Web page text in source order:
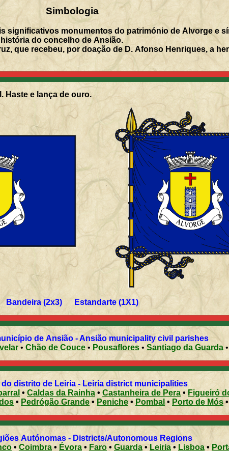
Simbologia
significativos monumentos do património de Alvorge e
do concelho de Ansião.
que recebeu, por doação de D. Afonso Henriques, a
Haste e lança de ouro.
Bandeira (2x3) Estandarte (1X1)
de Ansião - Ansião municipality civil parishes
• Chão de Couce• Pousaflores• Santiago da Guarda•
Municípios do distrito de Leiria - Leiria district municipalities
• Caldas da Rainha • Castanheira de Pera •
• Pedrógão Grande• Peniche • Pombal • Porto de Mós•
Distritos/Regiões Autónomas - Districts/Autonomous Regions
• Coimbra • Évora • Faro • Guarda• Leiria• Lisboa•